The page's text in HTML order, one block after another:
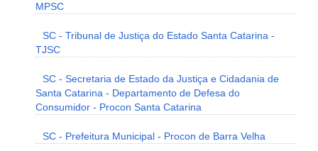
MPSC
SC - Tribunal de Justiça do Estado Santa Catarina -
TJSC
SC - Secretaria de Estado da Justiça e Cidadania de
Santa Catarina - Departamento de Defesa do
Consumidor - Procon Santa Catarina
SC - Prefeitura Municipal - Procon de Barra Velha